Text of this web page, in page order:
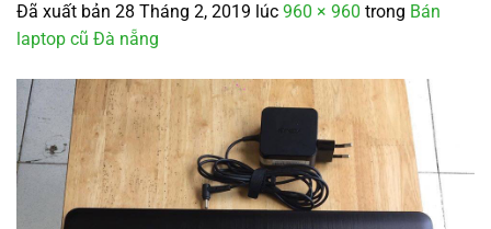
Đã xuất bản 28 Tháng 2, 2019 lúc 960 × 960 trong Bán
laptop cũ Đà nẵng